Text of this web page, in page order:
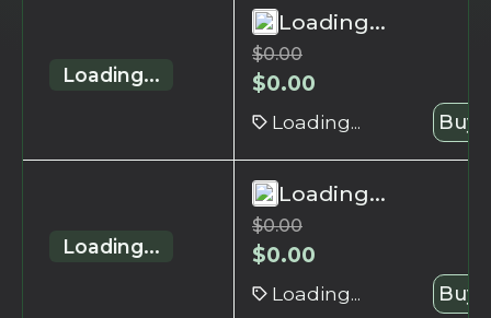
Loading...
Loading...
$0.00
$0.00
Loading... Buy
Loading...
Loading...
$0.00
$0.00
Loading... Buy